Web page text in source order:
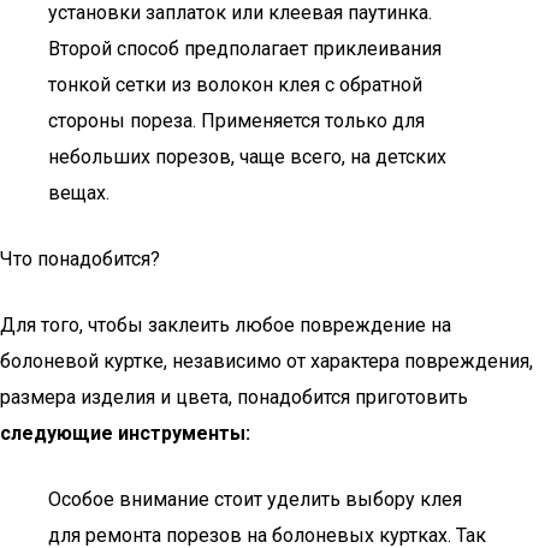
установки заплаток или клеевая паутинка.
Второй способ предполагает приклеивания
тонкой сетки из волокон клея с обратной
стороны пореза. Применяется только для
небольших порезов, чаще всего, на детских
вещах.
Что понадобится?
Для того, чтобы заклеить любое повреждение на
болоневой куртке, независимо от характера повреждения,
размера изделия и цвета, понадобится приготовить
следующие инструменты:
Особое внимание стоит уделить выбору клея
для ремонта порезов на болоневых куртках. Так